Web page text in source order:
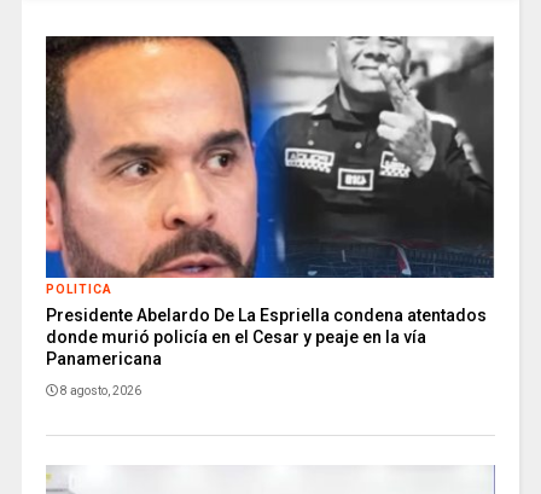
POLITICA
Presidente Abelardo De La Espriella condena atentados
donde murió policía en el Cesar y peaje en la vía
Panamericana
8 agosto, 2026